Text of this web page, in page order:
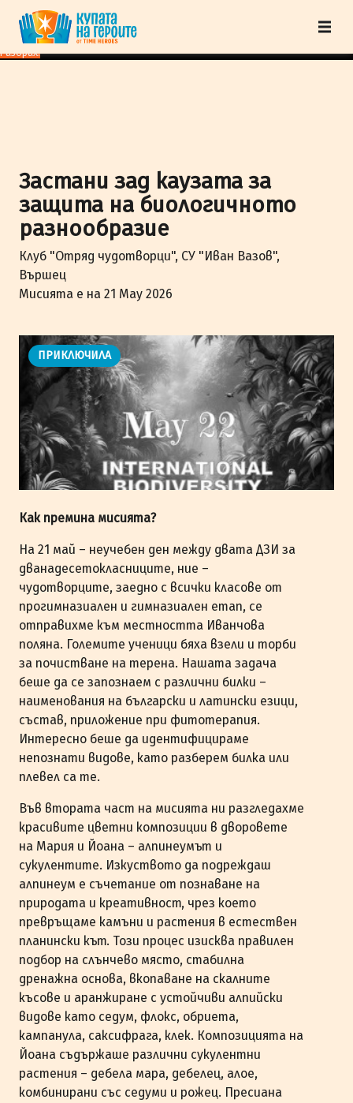
"Купата на героите" от TimeHeroes ползва cookies, за да осигурим по-
добро представяне на сайта и да подобрим Вашето преживяване.Научи
повече
Разбрах!
Застани зад каузата за
защита на биологичното
разнообразие
Клуб "Отряд чудотворци", СУ "Иван Вазов",
Вършец
Мисията е на 21 May 2026
ПРИКЛЮЧИЛА
Как премина мисията?
На 21 май – неучебен ден между двата ДЗИ за
дванадесетокласниците, ние –
чудотворците, заедно с всички класове от
прогимназиален и гимназиален етап, се
отправихме към местността Иванчова
поляна. Големите ученици бяха взели и торби
за почистване на терена. Нашата задача
беше да се запознаем с различни билки –
наименования на български и латински езици,
състав, приложение при фитотерапия.
Интересно беше да идентифицираме
непознати видове, като разберем билка или
плевел са те.
Във втората част на мисията ни разгледахме
красивите цветни композиции в дворовете
на Мария и Йоана – алпинеумът и
сукулентите. Изкуството да подреждаш
алпинеум е съчетание от познаване на
природата и креативност, чрез което
превръщаме камъни и растения в естествен
планински кът. Този процес изисква правилен
подбор на слънчево място, стабилна
дренажна основа, вкопаване на скалните
късове и аранжиране с устойчиви алпийски
видове като седум, флокс, обриета,
кампанула, саксифрага, клек. Композицията на
Йоана съдържаше различни сукулентни
растения – дебела мара, дебелец, алое,
комбинирани със седуми и рожец. Пресиана